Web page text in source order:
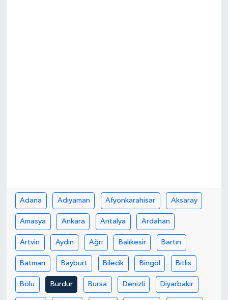
Adana Adıyaman Afyonkarahisar Aksaray
Amasya Ankara Antalya Ardahan
Artvin Aydın Ağrı Balıkesir Bartın
Batman Bayburt Bilecik Bingöl Bitlis
Bolu Burdur Bursa Denizli Diyarbakır